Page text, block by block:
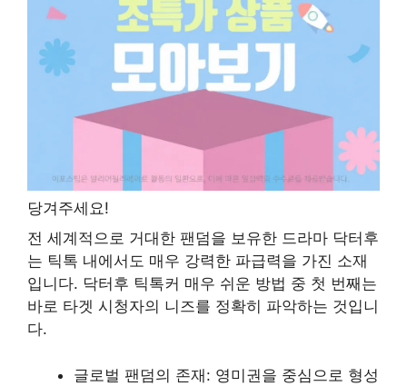
당겨주세요!
전 세계적으로 거대한 팬덤을 보유한 드라마 닥터후
는 틱톡 내에서도 매우 강력한 파급력을 가진 소재
입니다. 닥터후 틱톡커 매우 쉬운 방법 중 첫 번째는
바로 타겟 시청자의 니즈를 정확히 파악하는 것입니
다.
글로벌 팬덤의 존재: 영미권을 중심으로 형성